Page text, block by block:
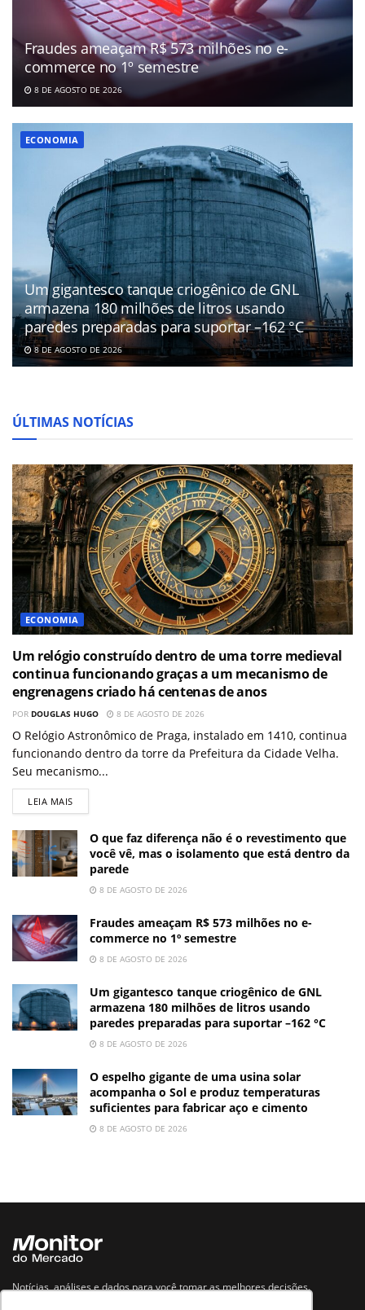
Fraudes ameaçam R$ 573 milhões no e-
commerce no 1º semestre
8 DE AGOSTO DE 2026
ECONOMIA
Um gigantesco tanque criogênico de GNL
armazena 180 milhões de litros usando
paredes preparadas para suportar –162 °C
8 DE AGOSTO DE 2026
ÚLTIMAS NOTÍCIAS
ECONOMIA
Um relógio construído dentro de uma torre medieval
continua funcionando graças a um mecanismo de
engrenagens criado há centenas de anos
POR DOUGLAS HUGO 8 DE AGOSTO DE 2026
O Relógio Astronômico de Praga, instalado em 1410, continua
funcionando dentro da torre da Prefeitura da Cidade Velha.
Seu mecanismo...
LEIA MAIS
O que faz diferença não é o revestimento que
você vê, mas o isolamento que está dentro da
parede
8 DE AGOSTO DE 2026
Fraudes ameaçam R$ 573 milhões no e-
commerce no 1º semestre
8 DE AGOSTO DE 2026
Um gigantesco tanque criogênico de GNL
armazena 180 milhões de litros usando
paredes preparadas para suportar –162 °C
8 DE AGOSTO DE 2026
O espelho gigante de uma usina solar
acompanha o Sol e produz temperaturas
suficientes para fabricar aço e cimento
8 DE AGOSTO DE 2026
Notícias, análises e dados para você tomar as melhores decisões.